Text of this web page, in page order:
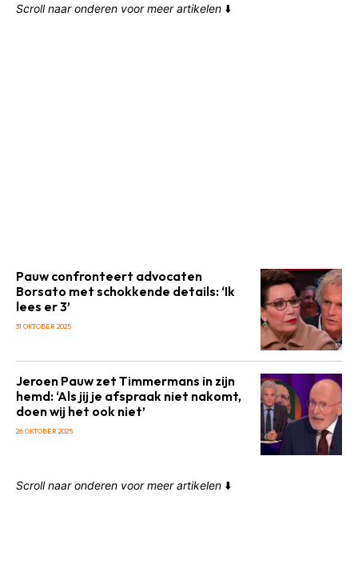
Scroll naar onderen voor meer artikelen ⬇️
Pauw confronteert advocaten
Borsato met schokkende details: ‘Ik
lees er 3’
31 OKTOBER 2025
Jeroen Pauw zet Timmermans in zijn
hemd: ‘Als jij je afspraak niet nakomt,
doen wij het ook niet’
26 OKTOBER 2025
Scroll naar onderen voor meer artikelen ⬇️